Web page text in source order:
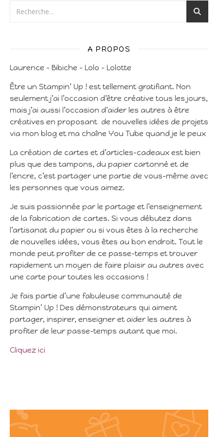
A PROPOS
Laurence – Bibiche – Lolo – Lolotte
Être un Stampin’ Up ! est tellement gratifiant. Non
seulement j’ai l’occasion d’être créative tous les jours,
mais j’ai aussi l’occasion d’aider les autres à être
créatives en proposant de nouvelles idées de projets
via mon blog et ma chaîne You Tube quand je le peux
La création de cartes et d’articles-cadeaux est bien
plus que des tampons, du papier cartonné et de
l’encre, c’est partager une partie de vous-même avec
les personnes que vous aimez.
Je suis passionnée par le partage et l’enseignement
de la fabrication de cartes. Si vous débutez dans
l’artisanat du papier ou si vous êtes à la recherche
de nouvelles idées, vous êtes au bon endroit. Tout le
monde peut profiter de ce passe-temps et trouver
rapidement un moyen de faire plaisir au autres avec
une carte pour toutes les occasions !
Je fais partie d’une fabuleuse communauté de
Stampin’ Up ! Des démonstrateurs qui aiment
partager, inspirer, enseigner et aider les autres à
profiter de leur passe-temps autant que moi.
Cliquez ici